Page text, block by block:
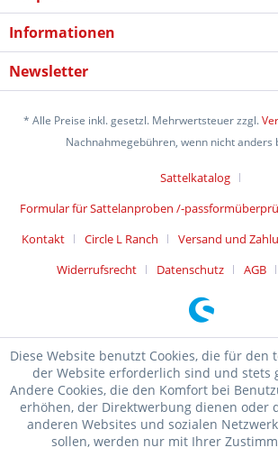
Informationen
Newsletter
* Alle Preise inkl. gesetzl. Mehrwertsteuer zzgl.
Nachnahmegebühren, wenn nicht anders
Sattelkatalog
Formular für Sattelanproben /-
Kontakt
Circle L Ranch
Versand und
Widerrufsrecht
Datenschutz AGB
Diese Website benutzt Cookies, die für den
der Website erforderlich sind und stets
Andere Cookies, die den Komfort bei
erhöhen, der Direktwerbung dienen oder
anderen Websites und sozialen
sollen, werden nur mit Ihrer